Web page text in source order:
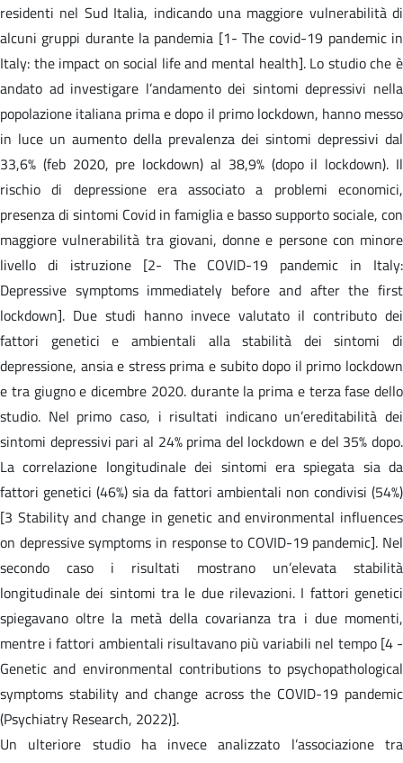
residenti nel Sud Italia, indicando una maggiore vulnerabilità di
alcuni gruppi durante la pandemia [1- The covid-19 pandemic in
Italy: the impact on social life and mental health]. Lo studio che è
andato ad investigare l’andamento dei sintomi depressivi nella
popolazione italiana prima e dopo il primo lockdown, hanno messo
in luce un aumento della prevalenza dei sintomi depressivi dal
33,6% (feb 2020, pre lockdown) al 38,9% (dopo il lockdown). Il
rischio di depressione era associato a problemi economici,
presenza di sintomi Covid in famiglia e basso supporto sociale, con
maggiore vulnerabilità tra giovani, donne e persone con minore
livello di istruzione [2- The COVID-19 pandemic in Italy:
Depressive symptoms immediately before and after the first
lockdown]. Due studi hanno invece valutato il contributo dei
fattori genetici e ambientali alla stabilità dei sintomi di
depressione, ansia e stress prima e subito dopo il primo lockdown
e tra giugno e dicembre 2020. durante la prima e terza fase dello
studio. Nel primo caso, i risultati indicano un’ereditabilità dei
sintomi depressivi pari al 24% prima del lockdown e del 35% dopo.
La correlazione longitudinale dei sintomi era spiegata sia da
fattori genetici (46%) sia da fattori ambientali non condivisi (54%)
[3 Stability and change in genetic and environmental influences
on depressive symptoms in response to COVID-19 pandemic]. Nel
secondo caso i risultati mostrano un’elevata stabilità
longitudinale dei sintomi tra le due rilevazioni. I fattori genetici
spiegavano oltre la metà della covarianza tra i due momenti,
mentre i fattori ambientali risultavano più variabili nel tempo [4 -
Genetic and environmental contributions to psychopathological
symptoms stability and change across the COVID-19 pandemic
(Psychiatry Research, 2022)].
Un ulteriore studio ha invece analizzato l’associazione tra